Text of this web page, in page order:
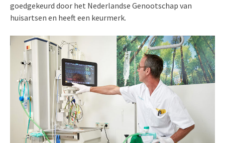
goedgekeurd door het Nederlandse Genootschap van
huisartsen en heeft een keurmerk.